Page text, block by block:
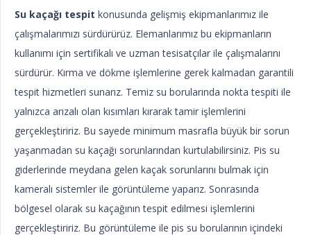
Su kaçağı tespit konusunda gelişmiş ekipmanlarımız ile
çalışmalarımızı sürdürürüz. Elemanlarımız bu ekipmanların
kullanımı için sertifikalı ve uzman tesisatçılar ile çalışmalarını
sürdürür. Kırma ve dökme işlemlerine gerek kalmadan garantili
tespit hizmetleri sunarız. Temiz su borularında nokta tespiti ile
yalnızca arızalı olan kısımları kırarak tamir işlemlerini
gerçekleştiririz. Bu sayede minimum masrafla büyük bir sorun
yaşanmadan su kaçağı sorunlarından kurtulabilirsiniz. Pis su
giderlerinde meydana gelen kaçak sorunlarını bulmak için
kameralı sistemler ile görüntüleme yaparız. Sonrasında
bölgesel olarak su kaçağının tespit edilmesi işlemlerini
gerçekleştiririz. Bu görüntüleme ile pis su borularının içindeki